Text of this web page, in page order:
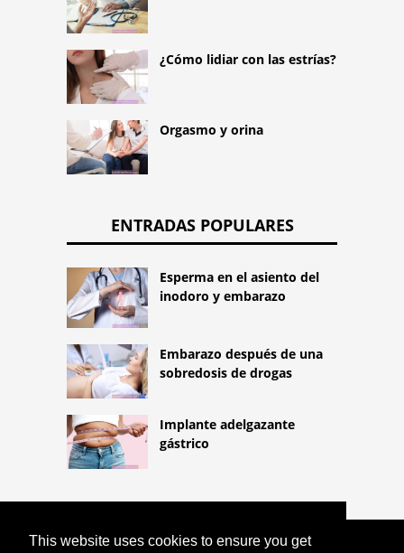
This website uses cookies to ensure you get
¿Cómo lidiar con las estrías?
Orgasmo y orina
ENTRADAS POPULARES
Esperma en el asiento del
inodoro y embarazo
Embarazo después de una
sobredosis de drogas
Implante adelgazante
gástrico
COPYRIGHT 2026